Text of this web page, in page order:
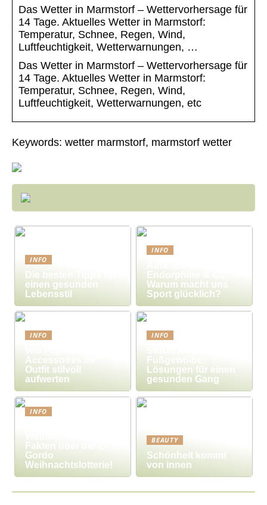
Das Wetter in Marmstorf – Wettervorhersage für
14 Tage. Aktuelles Wetter in Marmstorf:
Temperatur, Schnee, Regen, Wind,
Luftfeuchtigkeit, Wetterwarnungen, …
Das Wetter in Marmstorf – Wettervorhersage für
14 Tage. Aktuelles Wetter in Marmstorf:
Temperatur, Schnee, Regen, Wind,
Luftfeuchtigkeit, Wetterwarnungen, etc
Keywords: wetter marmstorf, marmstorf wetter
INFO
Die besten Tipps für
einen gesunden
Lebensstil
INFO
Endorphine & Co:
Warum macht uns
Sport glücklich?
INFO
Accessoires Ihr
Outfit stilvoll
aufwerten
INFO
Fußgewölbe:
Lösungen für einen
gesunden Gang
INFO
Fakten über die El
Gordo
Weihnachtslotterie!
BEAUTY
Schönheit kommt
von innen